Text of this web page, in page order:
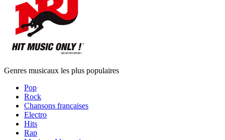
Genres musicaux les plus populaires
Pop
Rock
Chansons françaises
Electro
Hits
Rap